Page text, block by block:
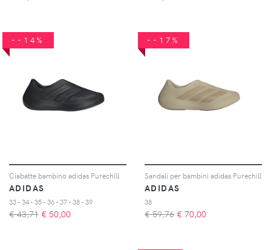
--14%
Ciabatte bambino adidas Purechill
ADIDAS
33 - 34 - 35 - 36 - 37 - 38 - 39
€ 43,71 € 50,00
--17%
Sandali per bambini adidas Purechill
ADIDAS
38
€ 59,76 € 70,00